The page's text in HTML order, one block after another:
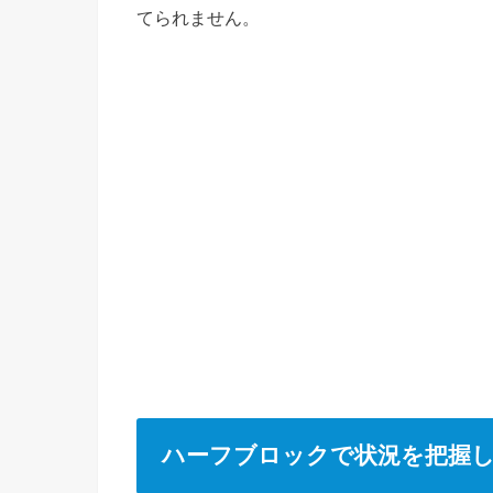
てられません。
ハーフブロックで状況を把握